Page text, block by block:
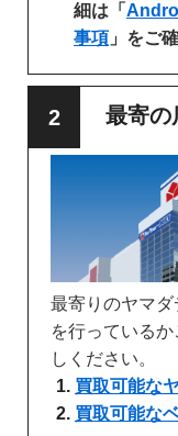
細は「
事項 」をご
最寄の
最寄りのヤマ
を行っている
しください。
買取可能な
買取可能な